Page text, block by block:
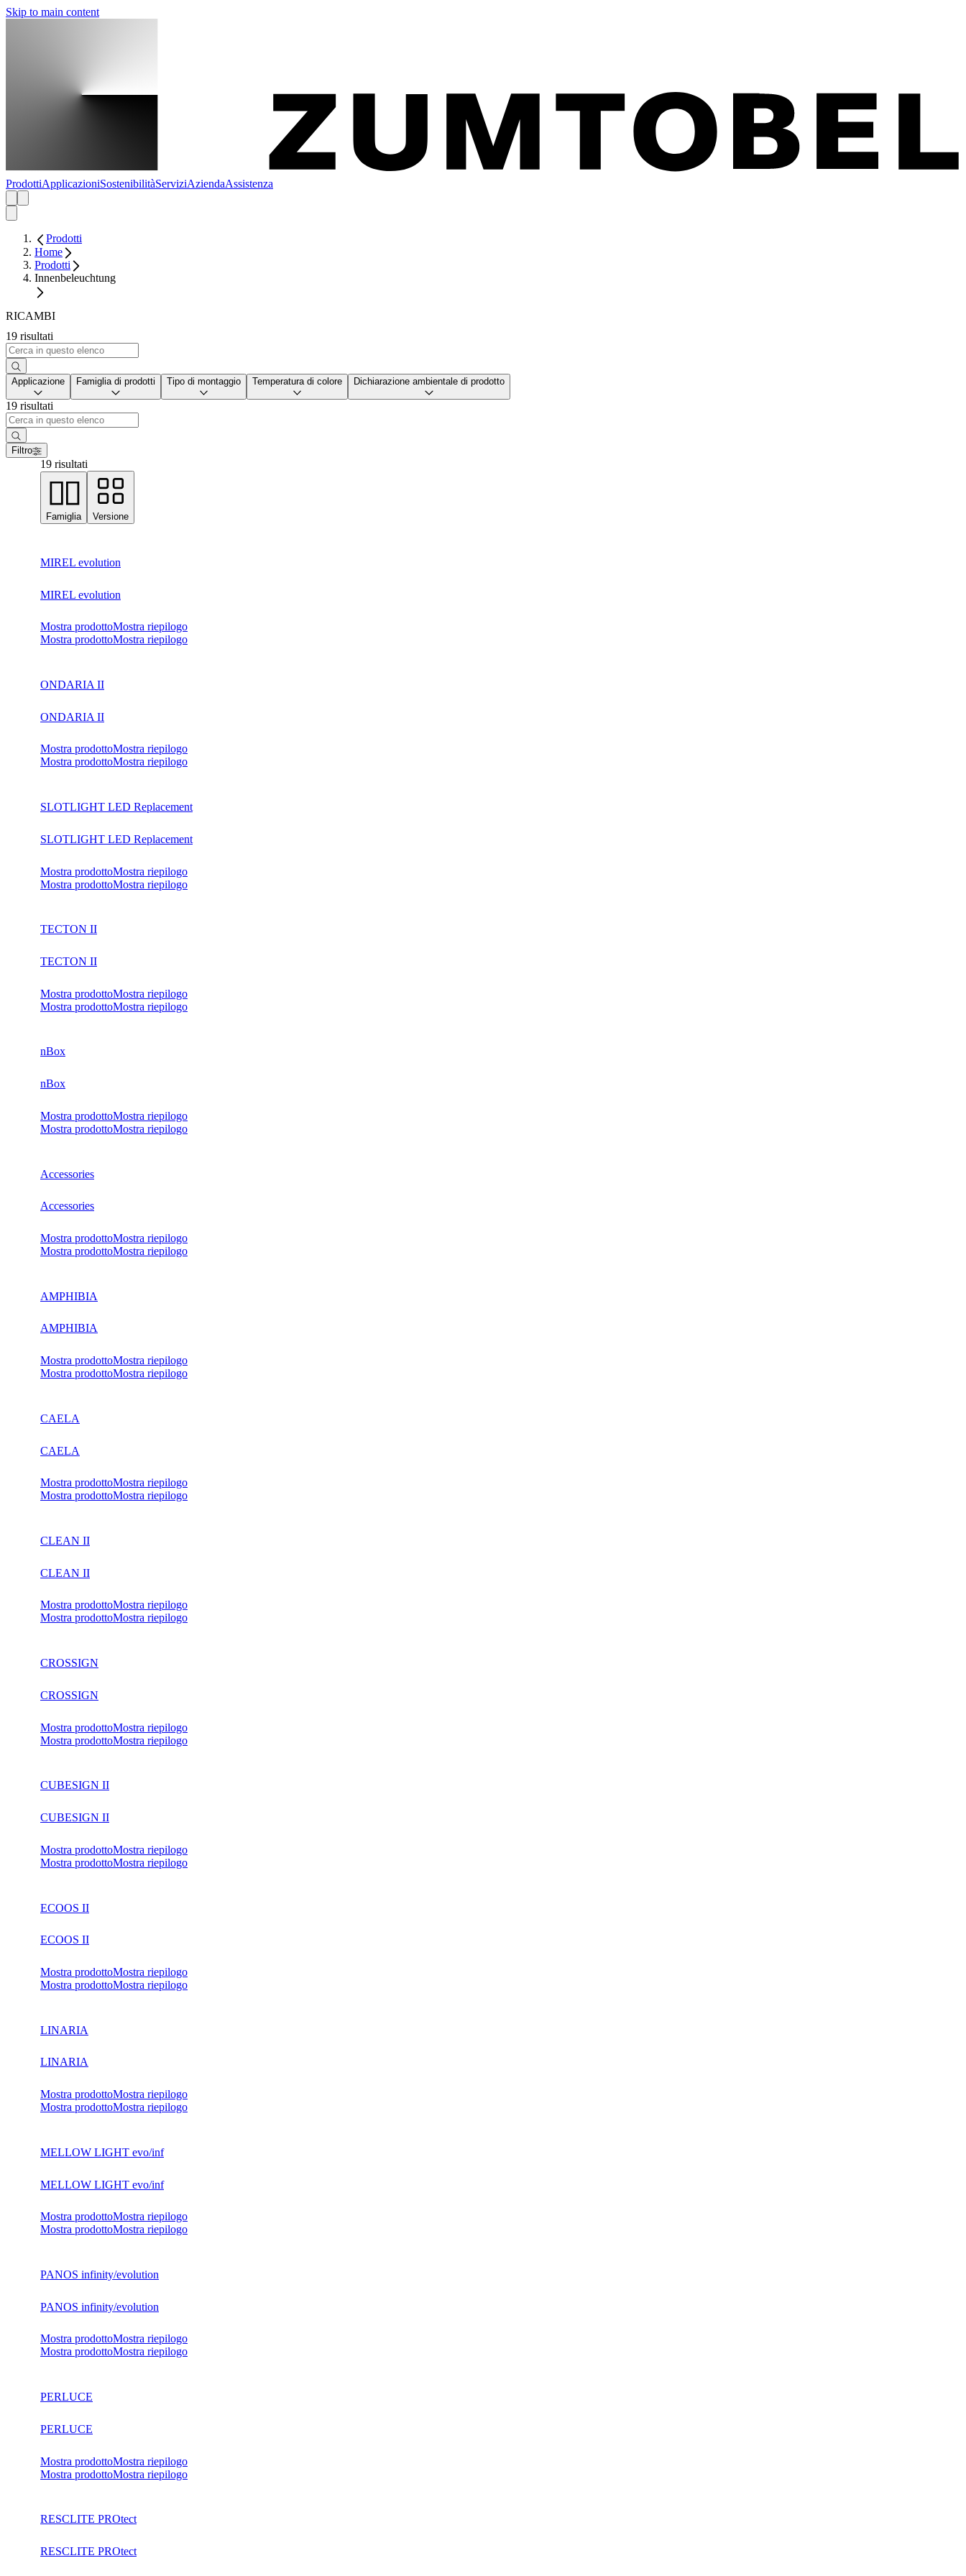
Skip to main content
ProdottiApplicazioniSostenibilitàServiziAziendaAssistenza
Prodotti
Home
Prodotti
Innenbeleuchtung
RICAMBI
19 risultati
Applicazione Famiglia di prodotti Tipo di montaggio Temperatura di colore Dichiarazione ambientale di prodotto
19 risultati
Filtro
19 risultati
Famiglia Versione
MIREL evolution
MIREL evolution
Mostra prodottoMostra riepilogo
Mostra prodottoMostra riepilogo
ONDARIA II
ONDARIA II
Mostra prodottoMostra riepilogo
Mostra prodottoMostra riepilogo
SLOTLIGHT LED Replacement
SLOTLIGHT LED Replacement
Mostra prodottoMostra riepilogo
Mostra prodottoMostra riepilogo
TECTON II
TECTON II
Mostra prodottoMostra riepilogo
Mostra prodottoMostra riepilogo
nBox
nBox
Mostra prodottoMostra riepilogo
Mostra prodottoMostra riepilogo
Accessories
Accessories
Mostra prodottoMostra riepilogo
Mostra prodottoMostra riepilogo
AMPHIBIA
AMPHIBIA
Mostra prodottoMostra riepilogo
Mostra prodottoMostra riepilogo
CAELA
CAELA
Mostra prodottoMostra riepilogo
Mostra prodottoMostra riepilogo
CLEAN II
CLEAN II
Mostra prodottoMostra riepilogo
Mostra prodottoMostra riepilogo
CROSSIGN
CROSSIGN
Mostra prodottoMostra riepilogo
Mostra prodottoMostra riepilogo
CUBESIGN II
CUBESIGN II
Mostra prodottoMostra riepilogo
Mostra prodottoMostra riepilogo
ECOOS II
ECOOS II
Mostra prodottoMostra riepilogo
Mostra prodottoMostra riepilogo
LINARIA
LINARIA
Mostra prodottoMostra riepilogo
Mostra prodottoMostra riepilogo
MELLOW LIGHT evo/inf
MELLOW LIGHT evo/inf
Mostra prodottoMostra riepilogo
Mostra prodottoMostra riepilogo
PANOS infinity/evolution
PANOS infinity/evolution
Mostra prodottoMostra riepilogo
Mostra prodottoMostra riepilogo
PERLUCE
PERLUCE
Mostra prodottoMostra riepilogo
Mostra prodottoMostra riepilogo
RESCLITE PROtect
RESCLITE PROtect